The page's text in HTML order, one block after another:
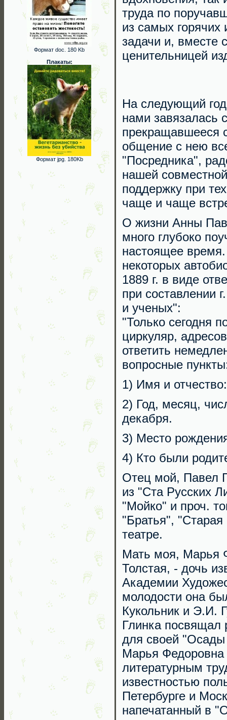
Формат doc. 180 Kb
Плакаты:
Формат jpg. 180Kb
труда по
из самых горячих
задачи и, вместе
ценительницей
На следующий
нами завязалась
прекращавшееся
общение с нею
"Посредника",
нашей
поддержку при
чаще и чаще
О жизни Анны
много глубоко
настоящее
некоторых
1889 г. в виде
при составлении
и ученых":
"Только сегодня
циркуляр,
ответить
вопросные
1) Имя и
2) Год, месяц,
декабря.
3) Место
4) Кто были
Отец мой, Павел
из "Ста Русских
"Мойко" и проч.
"Братья",
театре.
Мать моя, Марья
Толстая, - дочь
Академии
молодости она
Кукольник и Э.И.
Глинка
для своей "Осады
Марья Федоровна
литературным
известностью
Петербурге и
напечатанный в